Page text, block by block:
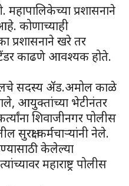
प्रशासनाने
कोणाच्याही
प्रशासनाने खरे तर
काढणे आवश्यक होते.
सदस्य ॲड.अमोल काळे
आयुक्तांच्या भेटीनंतर
शिवाजीनगर पोलीस
सुरक्षा कर्मचाऱ्यांनी नेले.
केलेल्या
महाराष्ट्र पोलीस